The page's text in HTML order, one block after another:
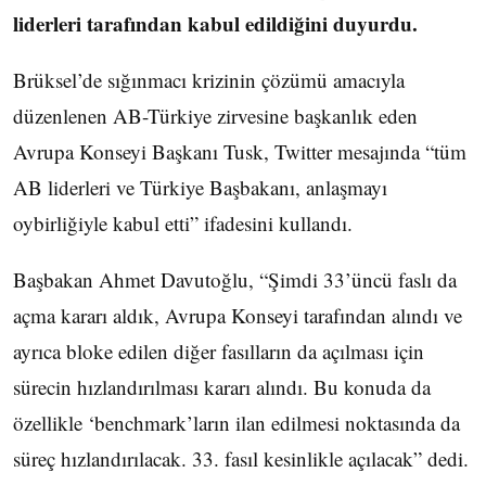
liderleri tarafından kabul edildiğini duyurdu.
Brüksel’de sığınmacı krizinin çözümü amacıyla
düzenlenen AB-Türkiye zirvesine başkanlık eden
Avrupa Konseyi Başkanı Tusk, Twitter mesajında “tüm
AB liderleri ve Türkiye Başbakanı, anlaşmayı
oybirliğiyle kabul etti” ifadesini kullandı.
Başbakan Ahmet Davutoğlu, “Şimdi 33’üncü faslı da
açma kararı aldık, Avrupa Konseyi tarafından alındı ve
ayrıca bloke edilen diğer fasılların da açılması için
sürecin hızlandırılması kararı alındı. Bu konuda da
özellikle ‘benchmark’ların ilan edilmesi noktasında da
süreç hızlandırılacak. 33. fasıl kesinlikle açılacak” dedi.